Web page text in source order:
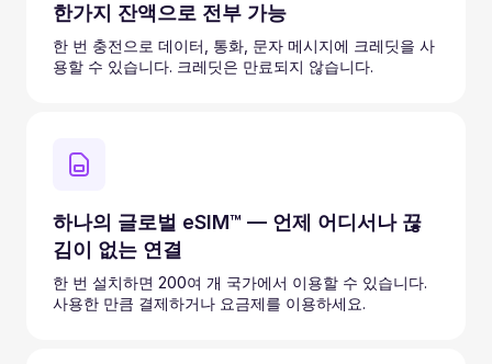
한가지 잔액으로 전부 가능
한 번 충전으로 데이터, 통화, 문자 메시지에 크레딧을 사
용할 수 있습니다. 크레딧은 만료되지 않습니다.
하나의 글로벌 eSIM™ — 언제 어디서나 끊
김이 없는 연결
한 번 설치하면 200여 개 국가에서 이용할 수 있습니다.
사용한 만큼 결제하거나 요금제를 이용하세요.